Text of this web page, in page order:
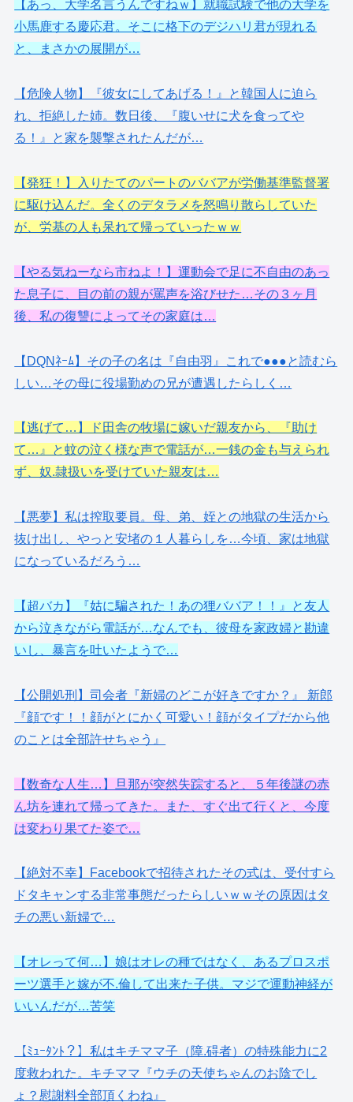
【あっ、大学名言うんですねｗ】就職試験で他の大学を
小馬鹿する慶応君。そこに格下のデジハリ君が現れる
と、まさかの展開が…
【危険人物】『彼女にしてあげる！』と韓国人に迫ら
れ、拒絶した姉。数日後、『腹いせに犬を食ってや
る！』と家を襲撃されたんだが…
【発狂！】入りたてのパートのババアが労働基準監督署
に駆け込んだ。全くのデタラメを怒鳴り散らしていた
が、労基の人も呆れて帰っていったｗｗ
【やる気ねーなら市ねよ！】運動会で足に不自由のあっ
た息子に、目の前の親が罵声を浴びせた…その３ヶ月
後、私の復讐によってその家庭は…
【DQNﾈｰﾑ】その子の名は『自由羽』これで●●●と読むら
しい…その母に役場勤めの兄が遭遇したらしく…
【逃げて…】ド田舎の牧場に嫁いだ親友から、『助け
て…』と蚊の泣く様な声で電話が…一銭の金も与えられ
ず、奴.隷扱いを受けていた親友は…
【悪夢】私は搾取要員。母、弟、姪との地獄の生活から
抜け出し、やっと安堵の１人暮らしを…今頃、家は地獄
になっているだろう…
【超バカ】『姑に騙された！あの狸ババア！！』と友人
から泣きながら電話が…なんでも、彼母を家政婦と勘違
いし、暴言を吐いたようで…
【公開処刑】司会者『新婦のどこが好きですか？』 新郎
『顔です！！顔がとにかく可愛い！顔がタイプだから他
のことは全部許せちゃう』
【数奇な人生…】旦那が突然失踪すると、５年後謎の赤
ん坊を連れて帰ってきた。また、すぐ出て行くと、今度
は変わり果てた姿で…
【絶対不幸】Facebookで招待されたその式は、受付すら
ドタキャンする非常事態だったらしいｗｗその原因はタ
チの悪い新婦で…
【オレって何…】娘はオレの種ではなく、あるプロスポ
ーツ選手と嫁が不.倫して出来た子供。マジで運動神経が
いいんだが…苦笑
【ﾐｭｰﾀﾝﾄ？】私はキチママ子（障.碍者）の特殊能力に2
度救われた。キチママ『ウチの天使ちゃんのお陰でし
ょ？慰謝料全部頂くわね』